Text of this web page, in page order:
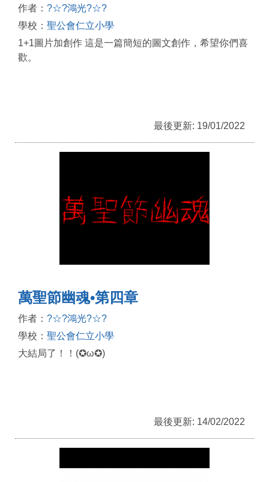
作者： ?☆?鴻光?☆?
學校： 聖公會仁立小學
1+1圖片加創作 這是一篇簡短的圖文創作，希望你們喜
歡。
最後更新: 19/01/2022
萬聖節幽魂•第四章
作者： ?☆?鴻光?☆?
學校： 聖公會仁立小學
大結局了！！(✪ω✪)
最後更新: 14/02/2022